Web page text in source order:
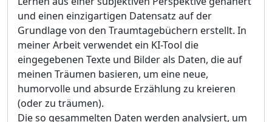
und einen einzigartigen Datensatz auf der
Grundlage von den Traumtagebüchern erstellt. In
meiner Arbeit verwendet ein KI-Tool die
eingegebenen Texte und Bilder als Daten, die auf
meinen Träumen basieren, um eine neue,
humorvolle und absurde Erzählung zu kreieren
(oder zu träumen).
Die so gesammelten Daten werden analysiert, um